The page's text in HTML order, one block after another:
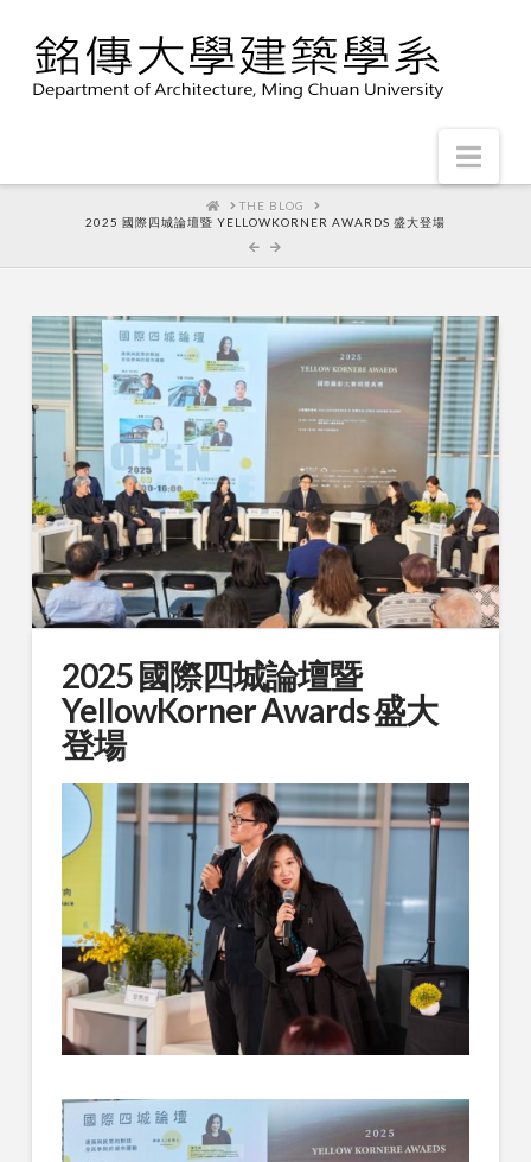
HOME
THE BLOG
2025 國際四城論壇暨 YELLOWKORNER AWARDS 盛大登場
2025 國際四城論壇暨
YellowKorner Awards 盛大
登場